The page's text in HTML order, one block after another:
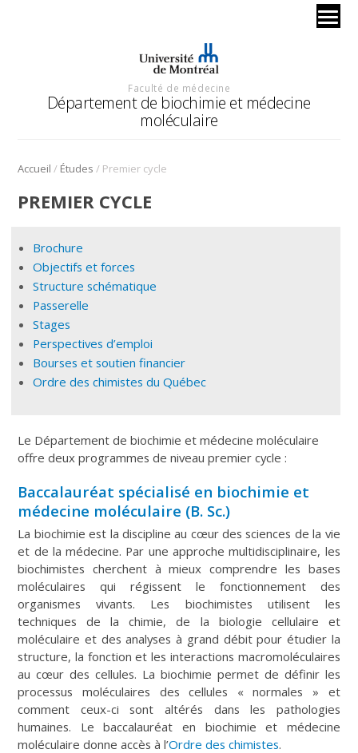
Faculté de médecine
Département de biochimie et médecine
moléculaire
Accueil / Études / Premier cycle
PREMIER CYCLE
Brochure
Objectifs et forces
Structure schématique
Passerelle
Stages
Perspectives d’emploi
Bourses et soutien financier
Ordre des chimistes du Québec
Le Département de biochimie et médecine moléculaire
offre deux programmes de niveau premier cycle :
Baccalauréat spécialisé en biochimie et
médecine moléculaire (B. Sc.)
La biochimie est la discipline au cœur des sciences de la vie
et de la médecine. Par une approche multidisciplinaire, les
biochimistes cherchent à mieux comprendre les bases
moléculaires qui régissent le fonctionnement des
organismes vivants. Les biochimistes utilisent les
techniques de la chimie, de la biologie cellulaire et
moléculaire et des analyses à grand débit pour étudier la
structure, la fonction et les interactions macromoléculaires
au cœur des cellules. La biochimie permet de définir les
processus moléculaires des cellules « normales » et
comment ceux-ci sont altérés dans les pathologies
humaines. Le baccalauréat en biochimie et médecine
moléculaire donne accès à l’Ordre des chimistes.